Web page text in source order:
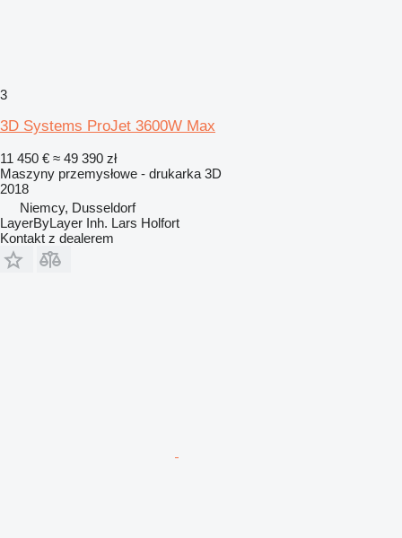
3
3D Systems ProJet 3600W Max
11 450 € ≈ 49 390 zł
Maszyny przemysłowe - drukarka 3D
2018
Niemcy, Dusseldorf
LayerByLayer Inh. Lars Holfort
Kontakt z dealerem